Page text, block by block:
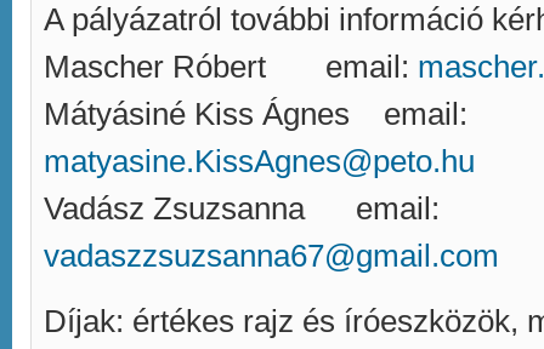
A pályázatról további információ
Mascher Róbert email:
Mátyásiné Kiss Ágnes email:
matyasine.KissAgnes@peto.hu
Vadász Zsuzsanna email:
vadaszzsuzsanna67@gmail.com
Díjak: értékes rajz és íróeszközök,